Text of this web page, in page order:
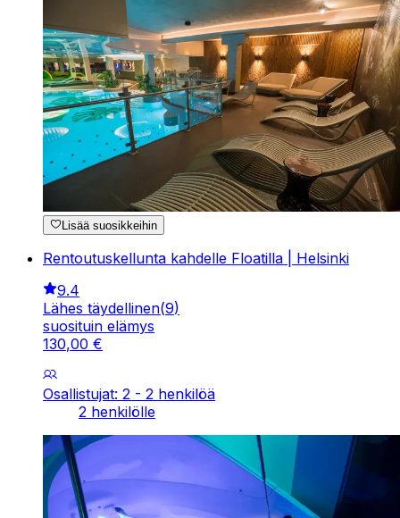
Lisää suosikkeihin
Rentoutuskellunta kahdelle Floatilla | Helsinki
9.4
Lähes täydellinen(9)
suosituin elämys
130,00 €
Osallistujat: 2 - 2 henkilöä
2 henkilölle